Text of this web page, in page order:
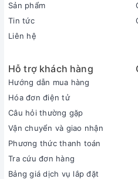
Sản phẩm
Tin tức
Liên hệ
Hỗ trợ khách hàng
Hướng dẫn mua hàng
Hóa đơn điện tử
Câu hỏi thường gặp
Vận chuyển và giao nhận
Phương thức thanh toán
Tra cứu đơn hàng
Bảng giá dịch vụ lắp đặt